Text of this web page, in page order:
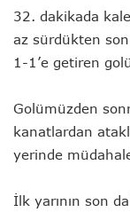
32. dakikada
az sürdükten
1-1’e getiren
Golümüzden
kanatlardan
yerinde
İlk yarının son